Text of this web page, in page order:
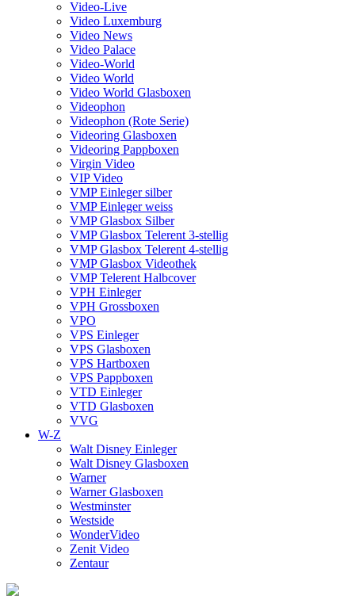
Video-Live
Video Luxemburg
Video News
Video Palace
Video-World
Video World
Video World Glasboxen
Videophon
Videophon (Rote Serie)
Videoring Glasboxen
Videoring Pappboxen
Virgin Video
VIP Video
VMP Einleger silber
VMP Einleger weiss
VMP Glasbox Silber
VMP Glasbox Telerent 3-stellig
VMP Glasbox Telerent 4-stellig
VMP Glasbox Videothek
VMP Telerent Halbcover
VPH Einleger
VPH Grossboxen
VPO
VPS Einleger
VPS Glasboxen
VPS Hartboxen
VPS Pappboxen
VTD Einleger
VTD Glasboxen
VVG
W-Z
Walt Disney Einleger
Walt Disney Glasboxen
Warner
Warner Glasboxen
Westminster
Westside
WonderVideo
Zenit Video
Zentaur